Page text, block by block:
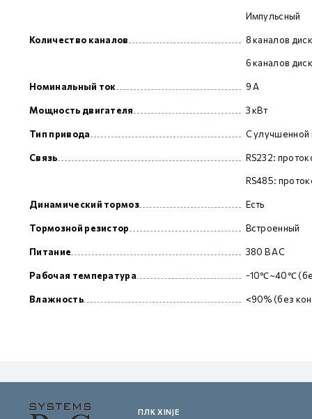
Импульсный
Количество каналов 8 каналов
6 каналов
Номинальный ток 9 А
Мощность двигателя 3 кВт
Тип привода С улучшенной
Связь RS232:
RS485:
Динамический тормоз Есть
Тормозной резистор Встроенный
Питание 380 В AC
Рабочая температура -10℃~40℃
Влажность <90% (без
ПЛК XINJE
GCAN